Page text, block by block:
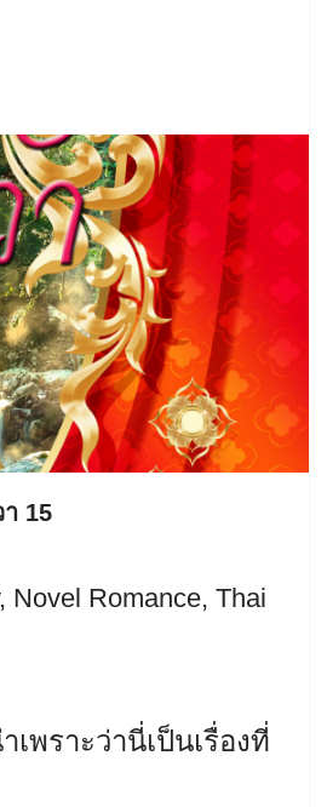
15
, Novel Romance, Thai
เพราะว่านี่เป็นเรื่องที่